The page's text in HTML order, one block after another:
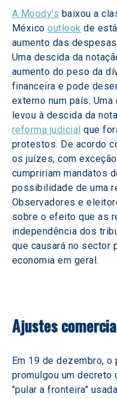
A Moody's baixou a
México outlook de
aumento das
Uma descida da
aumento do peso da
financeira e pode
externo num país.
levou à descida da
reforma judicial que
protestos. De acordo
os juízes, com
cumpririam mandatos
possibilidade de uma
Observadores e
sobre o efeito que as
independência dos
que causará no sector
economia em geral.
Ajustes
Em 19 de dezembro,
promulgou um decreto
"pular a fronteira"